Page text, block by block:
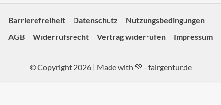
Barrierefreiheit Datenschutz
Nutzungsbedingungen
AGB
Widerrufsrecht Vertrag widerrufen Impressum
© Copyright 2026 | Made with 💚 - fairgentur.de